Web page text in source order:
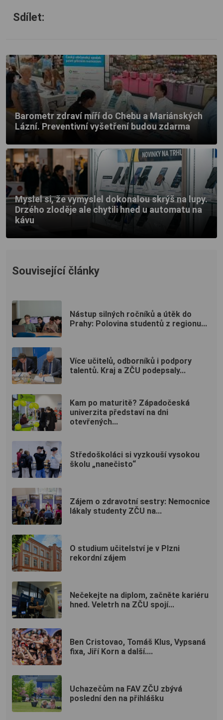
Sdílet:
Barometr zdraví míří do Chebu a Mariánských
Lázní. Preventivní vyšetření budou zdarma
Myslel si, že vymyslel dokonalou skrýš na lupy.
Drzého zloděje ale chytili hned u automatu na
kávu
Související články
Nástup silných ročníků a útěk do
Prahy: Polovina studentů z regionu...
Více učitelů, odborníků i podpory
talentů. Kraj a ZČU podepsaly...
Kam po maturitě? Západočeská
univerzita představí na dni
otevřených...
Středoškoláci si vyzkouší vysokou
školu „nanečisto“
Zájem o zdravotní sestry: Nemocnice
lákaly studenty ZČU na...
O studium učitelství je v Plzni
rekordní zájem
Nečekejte na diplom, začněte kariéru
hned. Veletrh na ZČU spojí...
Ben Cristovao, Tomáš Klus, Vypsaná
fixa, Jiří Korn a další....
Uchazečům na FAV ZČU zbývá
poslední den na přihlášku